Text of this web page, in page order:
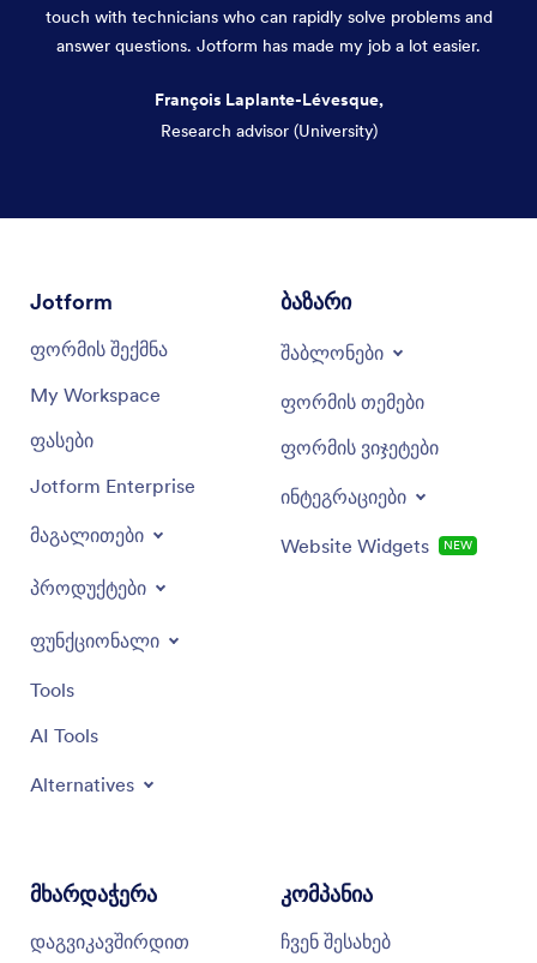
touch with technicians who can rapidly solve problems and
answer questions. Jotform has made my job a lot easier.
François Laplante-Lévesque,
Research advisor (University)
Jotform
ფორმის შექმნა
My Workspace
ფასები
Jotform Enterprise
მაგალითები
პროდუქტები
ფუნქციონალი
Tools
AI Tools
Alternatives
ბაზარი
შაბლონები
ფორმის თემები
ფორმის ვიჯეტები
ინტეგრაციები
Website Widgets NEW
მხარდაჭერა
დაგვიკავშირდით
კომპანია
ჩვენ შესახებ